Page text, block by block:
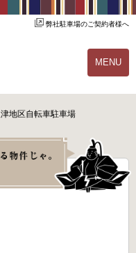
弊社駐車場のご契約者様へ
MENU
ご契約の流れ
駐輪場オーナー様へ
地区自転車駐車場